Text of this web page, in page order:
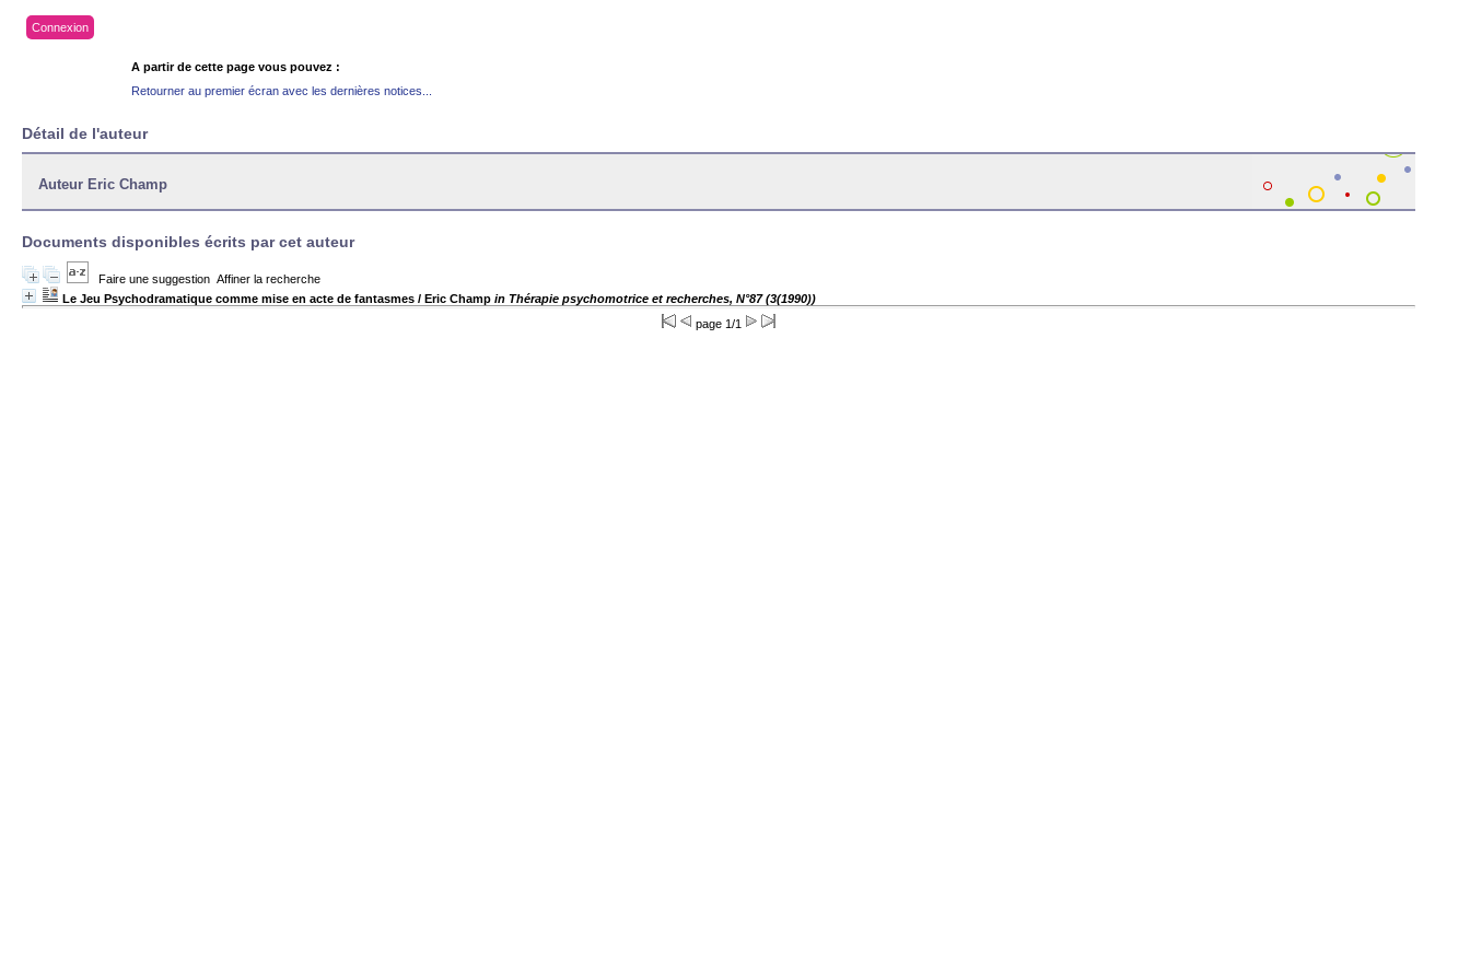
Connexion
A partir de cette page vous pouvez :
Retourner au premier écran avec les dernières notices...
Détail de l'auteur
Auteur Eric Champ
Documents disponibles écrits par cet auteur
Faire une suggestion Affiner la recherche
Le Jeu Psychodramatique comme mise en acte de fantasmes / Eric Champ in Thérapie psychomotrice et recherches, N°87 (3(1990))
page 1/1